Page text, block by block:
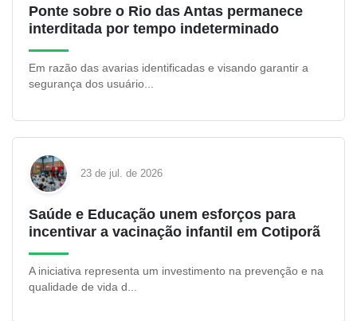
Ponte sobre o Rio das Antas permanece
interditada por tempo indeterminado
Em razão das avarias identificadas e visando garantir a
segurança dos usuário...
23 de jul. de 2026
Saúde e Educação unem esforços para
incentivar a vacinação infantil em Cotiporã
A iniciativa representa um investimento na prevenção e na
qualidade de vida d...